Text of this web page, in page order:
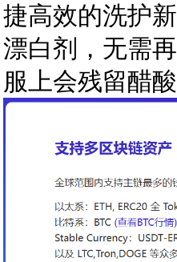
捷高效的洗护
漂白剂，无需
服上会残留醋